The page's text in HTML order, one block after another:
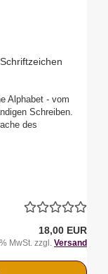
Alphabet - vom
Schreiben.
des
18,00 EUR
MwSt. zzgl. Versand